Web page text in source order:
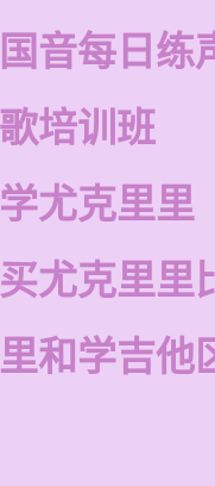
音每日练
培训班
尤克里里
尤克里里
和学吉他